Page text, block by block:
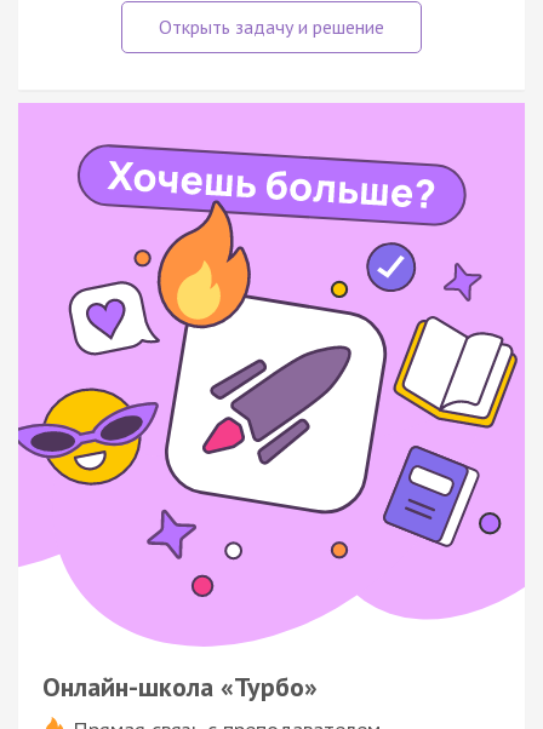
Онлайн-школа «Турбо»